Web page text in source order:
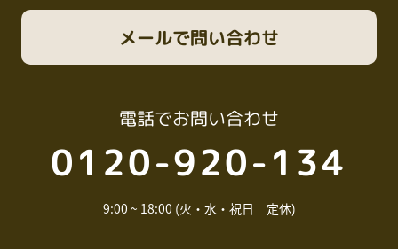
電話でお問い合わせ
0120-920-134
9:00 ~ 18:00 (火・水・祝日 定休)
メールで問い合わせ